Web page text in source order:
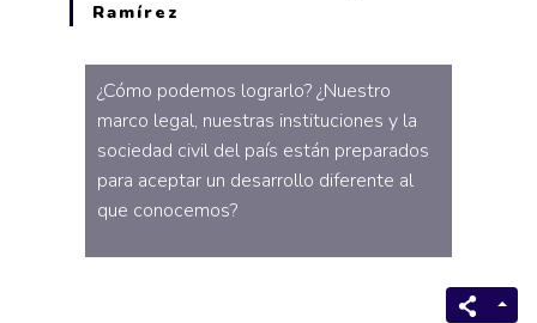
Ramírez
¿Cómo podemos lograrlo? ¿Nuestro
marco legal, nuestras instituciones y la
sociedad civil del país están preparados
para aceptar un desarrollo diferente al
que conocemos?